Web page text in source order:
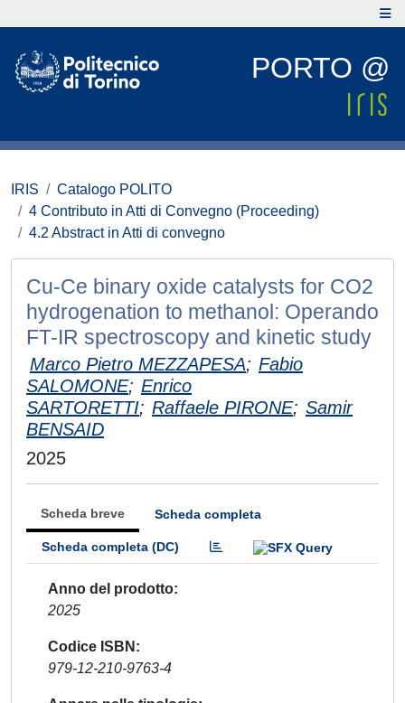
PORTO @
IRIS
Catalogo POLITO
4 Contributo in Atti di Convegno (Proceeding)
4.2 Abstract in Atti di convegno
Cu-Ce binary oxide catalysts for CO2
hydrogenation to methanol: Operando
FT-IR spectroscopy and kinetic study
Marco Pietro MEZZAPESA; Fabio
SALOMONE; Enrico
SARTORETTI; Raffaele PIRONE; Samir
BENSAID
2025
Scheda breve Scheda completa
Scheda completa (DC)
Anno del prodotto
2025
Codice ISBN
979-12-210-9763-4